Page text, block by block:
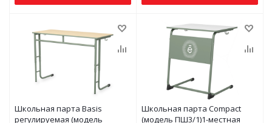
Школьная парта Basis
регулируемая (модель
Школьная парта Compact
(модель ПШ3/1)1-местная